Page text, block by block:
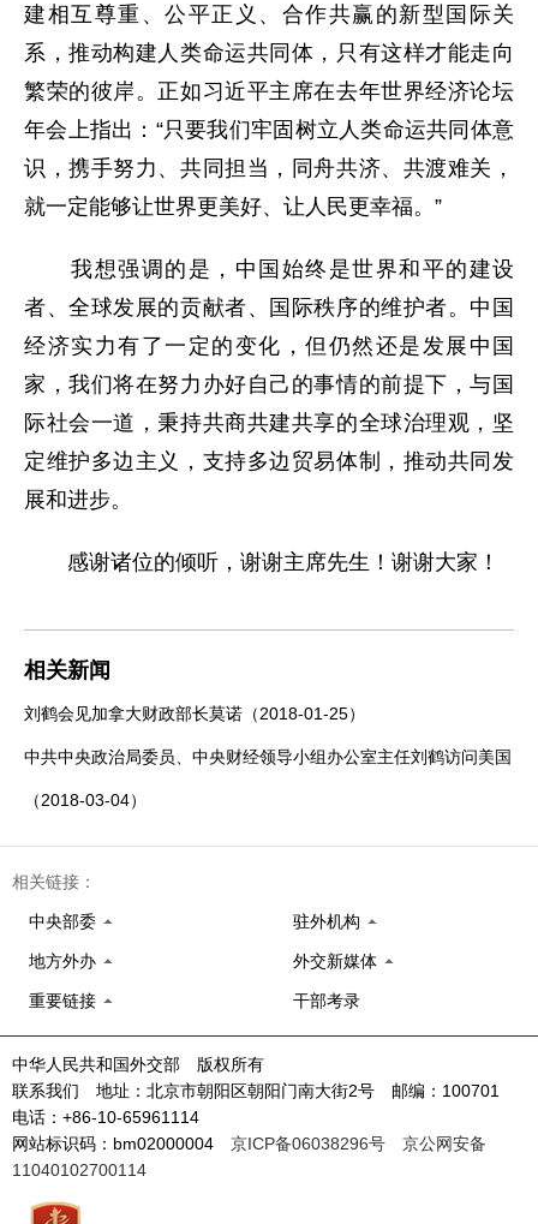
建相互尊重、公平正义、合作共赢的新型国际关
系，推动构建人类命运共同体，只有这样才能走向
繁荣的彼岸。正如习近平主席在去年世界经济论坛
年会上指出：“只要我们牢固树立人类命运共同体意
识，携手努力、共同担当，同舟共济、共渡难关，
就一定能够让世界更美好、让人民更幸福。”
我想强调的是，中国始终是世界和平的建设
者、全球发展的贡献者、国际秩序的维护者。中国
经济实力有了一定的变化，但仍然还是发展中国
家，我们将在努力办好自己的事情的前提下，与国
际社会一道，秉持共商共建共享的全球治理观，坚
定维护多边主义，支持多边贸易体制，推动共同发
展和进步。
感谢诸位的倾听，谢谢主席先生！谢谢大家！
相关新闻
刘鹤会见加拿大财政部长莫诺（2018-01-25）
中共中央政治局委员、中央财经领导小组办公室主任刘鹤访问美国
（2018-03-04）
相关链接：
中央部委 驻外机构
地方外办 外交新媒体
重要链接 干部考录
中华人民共和国外交部 版权所有
联系我们 地址：北京市朝阳区朝阳门南大街2号 邮编：100701
电话：+86-10-65961114
网站标识码：bm02000004 京ICP备06038296号
京公网安备
11040102700114